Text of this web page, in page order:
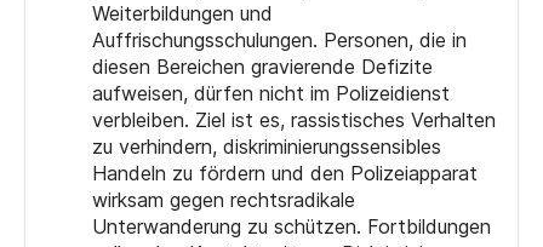
Weiterbildungen und
Auffrischungsschulungen. Personen, die in
diesen Bereichen gravierende Defizite
aufweisen, dürfen nicht im Polizeidienst
verbleiben. Ziel ist es, rassistisches Verhalten
zu verhindern, diskriminierungssensibles
Handeln zu fördern und den Polizeiapparat
wirksam gegen rechtsradikale
Unterwanderung zu schützen. Fortbildungen